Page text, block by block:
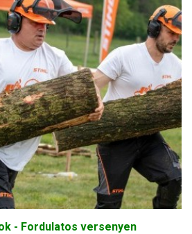
- Fordulatos versenyen